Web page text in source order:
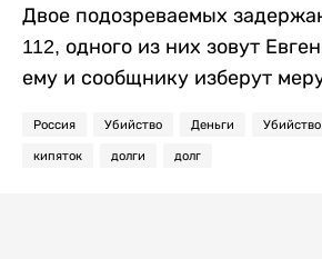
Двое подозреваемых
112, одного из них зовут
ему и сообщнику изберут
Россия Убийство Деньги
кипяток долги долг